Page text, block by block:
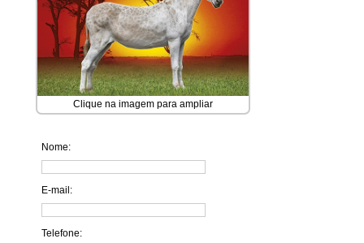
Clique na imagem para ampliar
Nome:
E-mail:
Telefone: